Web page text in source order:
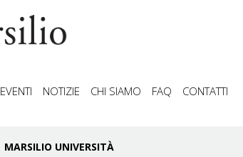
EVENTI NOTIZIE CHI SIAMO FAQ CONTATTI
MARSILIO UNIVERSITÀ